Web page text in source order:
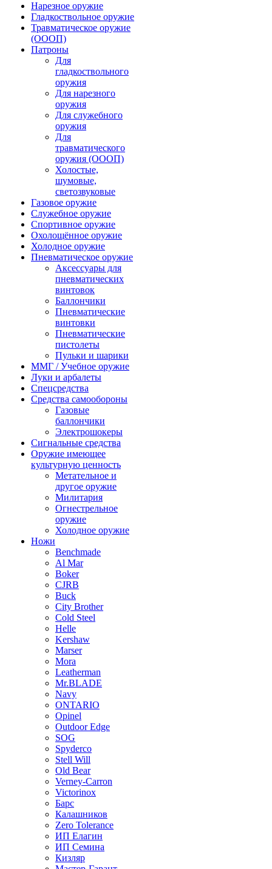
Нарезное оружие
Гладкоствольное оружие
Травматическое оружие
(ОООП)
Патроны
Для
гладкоствольного
оружия
Для нарезного
оружия
Для служебного
оружия
Для
травматического
оружия (ОООП)
Холостые,
шумовые,
светозвуковые
Газовое оружие
Служебное оружие
Спортивное оружие
Охолощённое оружие
Холодное оружие
Пневматическое оружие
Аксессуары для
пневматических
винтовок
Баллончики
Пневматические
винтовки
Пневматические
пистолеты
Пульки и шарики
ММГ / Учебное оружие
Луки и арбалеты
Спецсредства
Средства самообороны
Газовые
баллончики
Электрошокеры
Сигнальные средства
Оружие имеющее
культурную ценность
Метательное и
другое оружие
Милитария
Огнестрельное
оружие
Холодное оружие
Ножи
Benchmade
Al Mar
Boker
CJRB
Buck
City Brother
Cold Steel
Helle
Kershaw
Marser
Mora
Leatherman
Mr.BLADE
Navy
ONTARIO
Opinel
Outdoor Edge
SOG
Spyderco
Stell Will
Old Bear
Verney-Carron
Victorinox
Барс
Калашников
Zero Tolerance
ИП Елагин
ИП Семина
Кизляр